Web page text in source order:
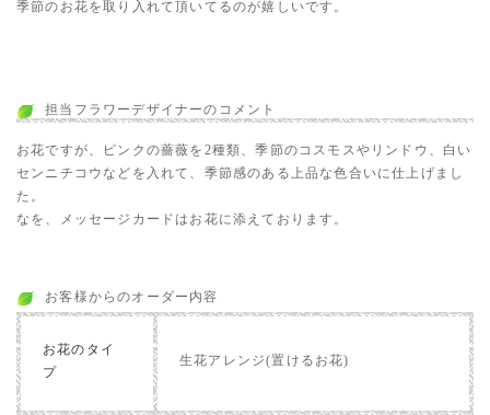
季節のお花を取り入れて頂いてるのが嬉しいです。
担当フラワーデザイナーのコメント
お花ですが、ピンクの薔薇を2種類、季節のコスモスやリンドウ、白い
センニチコウなどを入れて、季節感のある上品な色合いに仕上げまし
た。
なを、メッセージカードはお花に添えております。
お客様からのオーダー内容
お花のタイ
プ
生花アレンジ(置けるお花)